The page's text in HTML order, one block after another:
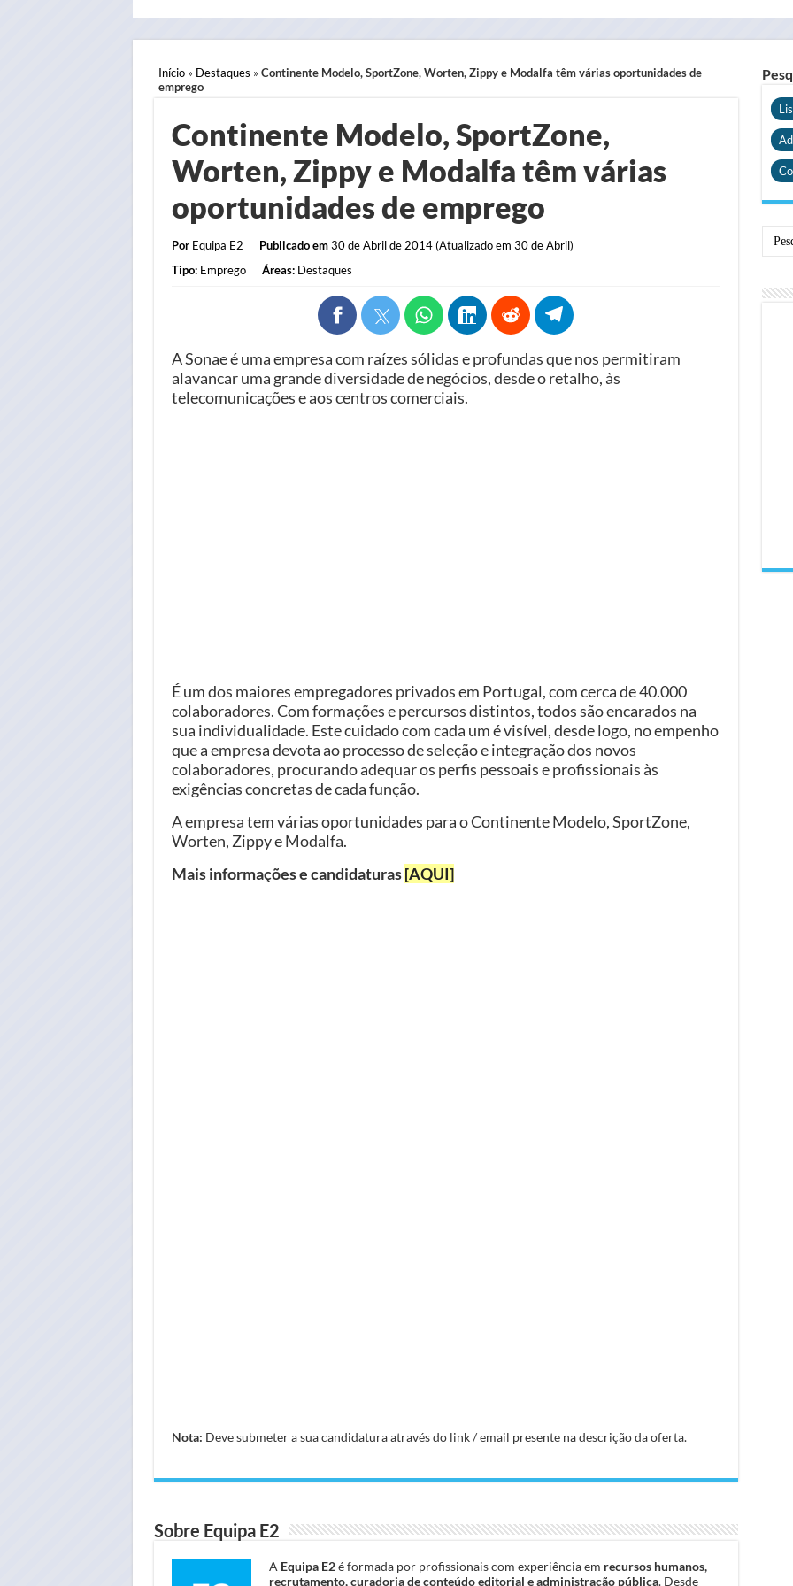
Início» Destaques » Continente Modelo, SportZone, Worten, Zippy e Modalfa têm várias oportunidades de
emprego
Continente Modelo, SportZone,
Worten, Zippy e Modalfa têm várias
oportunidades de emprego
Por Equipa E2 Publicado em30 de Abril de 2014 (Atualizado em 30 de Abril)
Tipo: Emprego Áreas: Destaques
A Sonae é uma empresa com raízes sólidas e profundas que nos permitiram
alavancar uma grande diversidade de negócios, desde o retalho, às
telecomunicações e aos centros comerciais.
É um dos maiores empregadores privados em Portugal, com cerca de 40.000
colaboradores. Com formações e percursos distintos, todos são encarados na
sua individualidade. Este cuidado com cada um é visível, desde logo, no empenho
que a empresa devota ao processo de seleção e integração dos novos
colaboradores, procurando adequar os perfis pessoais e profissionais às
exigências concretas de cada função.
A empresa tem várias oportunidades para o Continente Modelo, SportZone,
Worten, Zippy e Modalfa.
Mais informações e candidaturas[AQUI]
Nota: Deve submeter a sua candidatura através do link / email presente na descrição da oferta.
Sobre Equipa E2
A Equipa E2é formada por profissionais com experiência em recursos humanos,
recrutamento, curadoria de conteúdo editorial e administração pública. Desde